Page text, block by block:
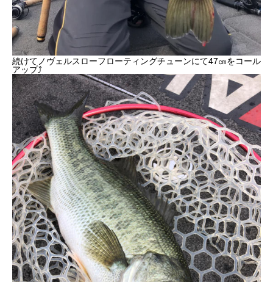
続けてノヴェルスローフローティングチューンにて47㎝をコール
アップ⤴︎